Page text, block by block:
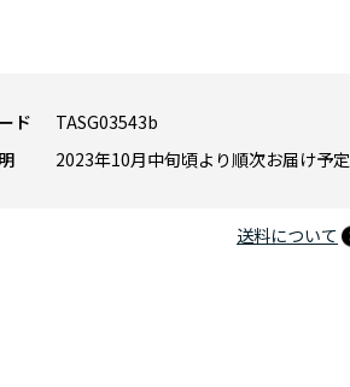
ド
TASG03543b
2023年10月中旬頃より順次お届け予定
送料について